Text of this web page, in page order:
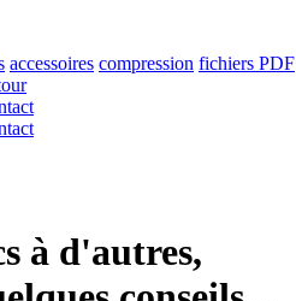
accessoires compression fichiers PDF
à d'autres,